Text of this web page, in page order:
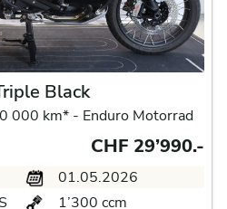
Black
000 km* - Enduro Motorrad
CHF 29’990.-
01.05.2026
1’300 ccm